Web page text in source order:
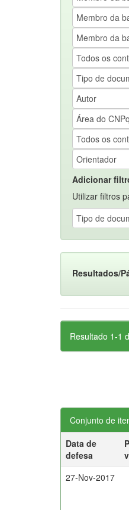
Adicionar
Utilizar filtros
Resultados/
Resultado 1-1
Conjunto de
Data de
defesa
27-Nov-2017